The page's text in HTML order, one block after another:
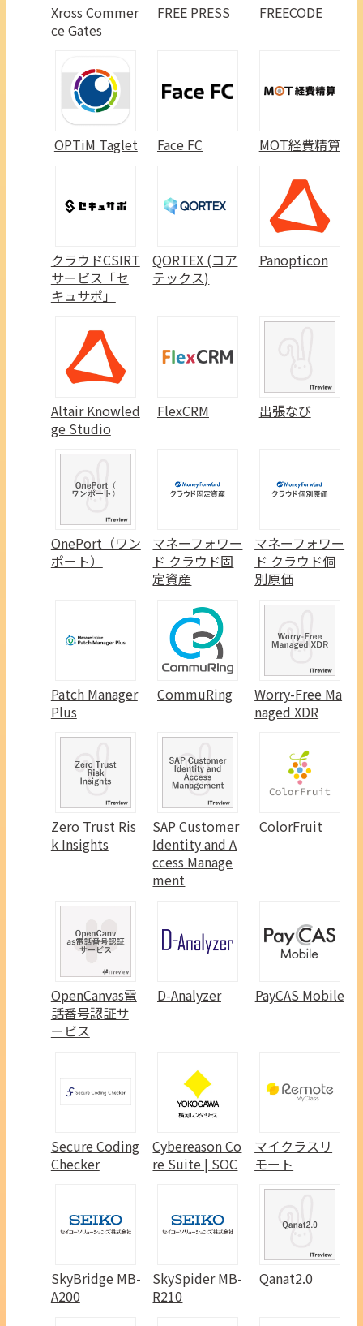
Xross Commer
ce Gates
FREE PRESS FREECODE
OPTiM Taglet Face FC MOT経費精算
クラウドCSIRT
サービス「セ
キュサポ」
QORTEX (コア
テックス)
Panopticon
Altair Knowled
ge Studio
FlexCRM 出張なび
OnePort（ワン
ポート）
マネーフォワー
ド クラウド固
定資産
マネーフォワー
ド クラウド個
別原価
Patch Manager
Plus
CommuRing
Worry-Free Ma
naged XDR
Zero Trust Ris
k Insights
SAP Customer
Identity and A
ccess Manage
ment
ColorFruit
OpenCanvas電
話番号認証サ
ービス
D-Analyzer PayCAS Mobile
Secure Coding
Checker
Cybereason Co
re Suite | SOC
マイクラスリ
モート
SkyBridge MB-
A200
SkySpider MB-
R210
Qanat2.0